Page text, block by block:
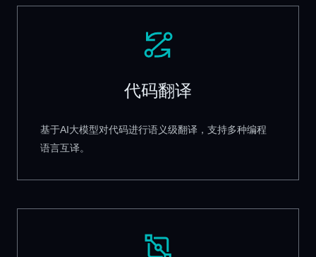
代码翻译
基于AI大模型对代码进行语义级翻译，支持多种编程
语言互译。